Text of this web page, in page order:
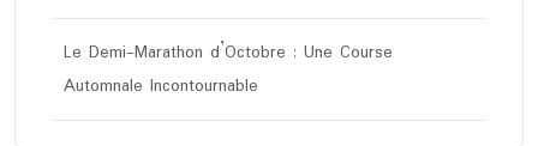
Le Demi-Marathon d’Octobre : Une Course
Automnale Incontournable